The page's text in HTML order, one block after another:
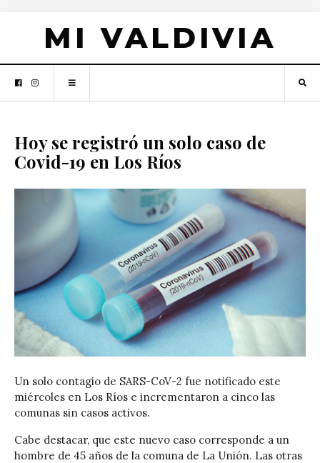
MI VALDIVIA
Hoy se registró un solo caso de
Covid-19 en Los Ríos
Un solo contagio de SARS-CoV-2 fue notificado este
miércoles en Los Ríos e incrementaron a cinco las
comunas sin casos activos.
Cabe destacar, que este nuevo caso corresponde a un
hombre de 45 años de la comuna de La Unión. Las otras